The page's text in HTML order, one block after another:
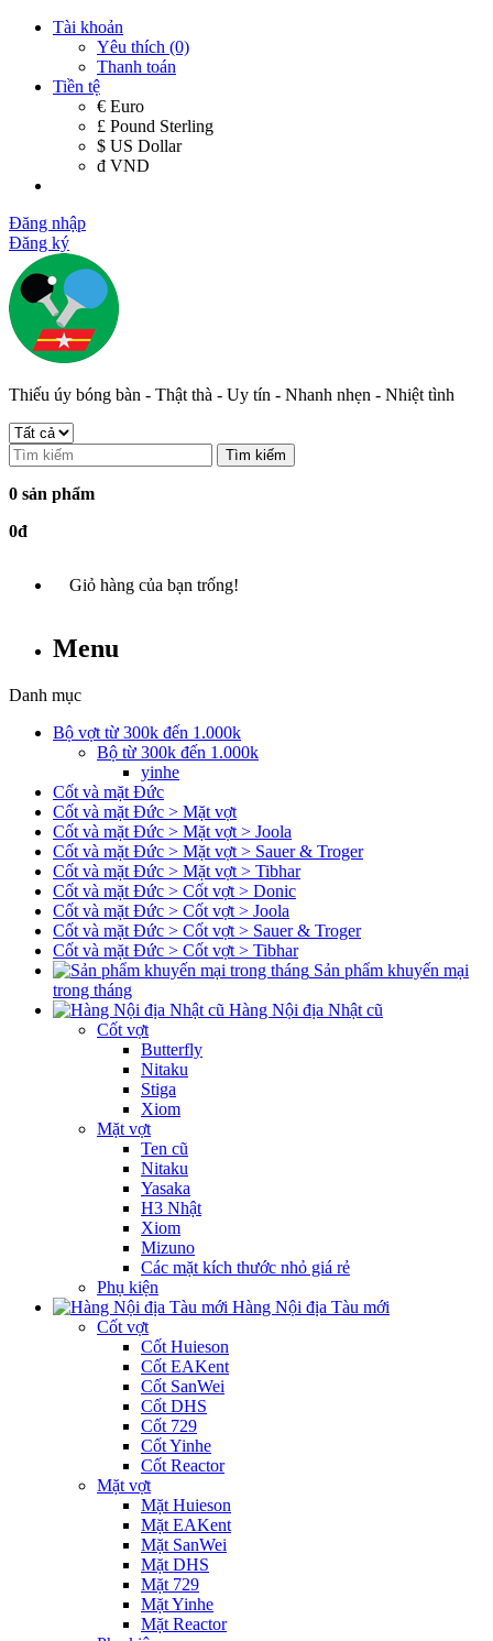
Tài khoản
Yêu thích (0)
Thanh toán
Tiền tệ
€ Euro
£ Pound Sterling
$ US Dollar
đ VND
Đăng nhập
Đăng ký
Thiếu úy bóng bàn - Thật thà - Uy tín - Nhanh nhẹn - Nhiệt tình
Tìm kiếm
0 sản phẩm
0đ
Giỏ hàng của bạn trống!
Menu
Danh mục
Bộ vợt từ 300k đến 1.000k
Bộ từ 300k đến 1.000k
yinhe
Cốt và mặt Đức
Cốt và mặt Đức > Mặt vợt
Cốt và mặt Đức > Mặt vợt > Joola
Cốt và mặt Đức > Mặt vợt > Sauer & Troger
Cốt và mặt Đức > Mặt vợt > Tibhar
Cốt và mặt Đức > Cốt vợt > Donic
Cốt và mặt Đức > Cốt vợt > Joola
Cốt và mặt Đức > Cốt vợt > Sauer & Troger
Cốt và mặt Đức > Cốt vợt > Tibhar
Sản phẩm khuyến mại
trong tháng
Hàng Nội địa Nhật cũ
Cốt vợt
Butterfly
Nitaku
Stiga
Xiom
Mặt vợt
Ten cũ
Nitaku
Yasaka
H3 Nhật
Xiom
Mizuno
Các mặt kích thước nhỏ giá rẻ
Phụ kiện
Hàng Nội địa Tàu mới
Cốt vợt
Cốt Huieson
Cốt EAKent
Cốt SanWei
Cốt DHS
Cốt 729
Cốt Yinhe
Cốt Reactor
Mặt vợt
Mặt Huieson
Mặt EAKent
Mặt SanWei
Mặt DHS
Mặt 729
Mặt Yinhe
Mặt Reactor